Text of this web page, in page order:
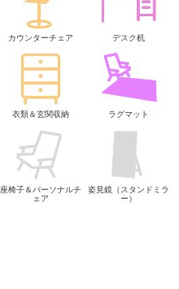
カウンターチェア デスク机
衣類＆玄関収納 ラグマット
座椅子＆パーソナルチ
ェア
姿見鏡（スタンドミラ
ー）